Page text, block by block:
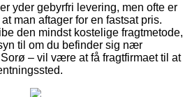
yder gebyrfri levering, men ofte er
man aftager for en fastsat pris.
den mindst kostelige fragtmetode,
til om du befinder sig nær
– vil være at få fragtfirmaet til at